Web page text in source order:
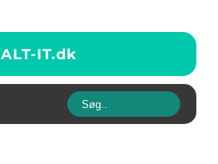
ALT-IT.dk